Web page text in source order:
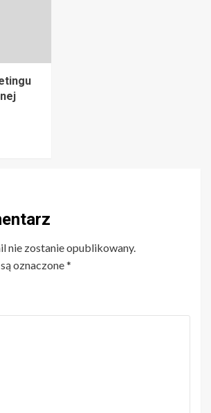
nie zostanie opublikowany.
oznaczone*